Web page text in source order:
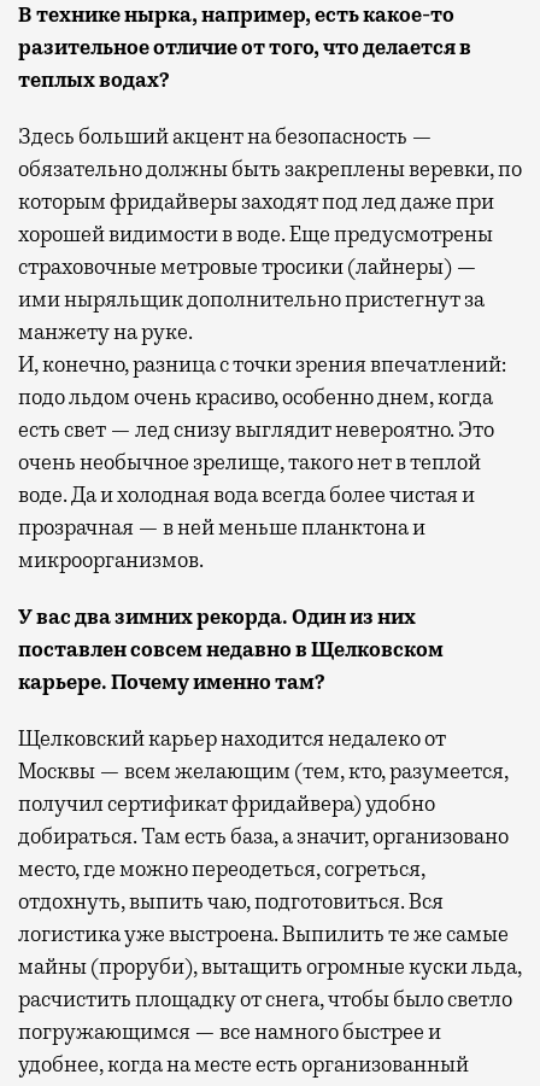
В технике нырка, например, есть какое-то
разительное отличие от того, что делается в
теплых водах?
Здесь больший акцент на безопасность —
обязательно должны быть закреплены веревки, по
которым фридайверы заходят под лед даже при
хорошей видимости в воде. Еще предусмотрены
страховочные метровые тросики (лайнеры) —
ими ныряльщик дополнительно пристегнут за
манжету на руке.
И, конечно, разница с точки зрения впечатлений:
подо льдом очень красиво, особенно днем, когда
есть свет — лед снизу выглядит невероятно. Это
очень необычное зрелище, такого нет в теплой
воде. Да и холодная вода всегда более чистая и
прозрачная — в ней меньше планктона и
микроорганизмов.
У вас два зимних рекорда. Один из них
поставлен совсем недавно в Щелковском
карьере. Почему именно там?
Щелковский карьер находится недалеко от
Москвы — всем желающим (тем, кто, разумеется,
получил сертификат фридайвера) удобно
добираться. Там есть база, а значит, организовано
место, где можно переодеться, согреться,
отдохнуть, выпить чаю, подготовиться. Вся
логистика уже выстроена. Выпилить те же самые
майны (проруби), вытащить огромные куски льда,
расчистить площадку от снега, чтобы было светло
погружающимся — все намного быстрее и
удобнее, когда на месте есть организованный